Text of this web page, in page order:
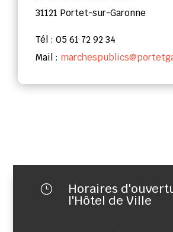
31121 Portet-sur-Garonne
Tél : 05 61 72 92 34
Mail :
} Horaires
l'Hôtel de Ville